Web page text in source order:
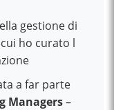
gestione di
ho curato l
a far parte
Managers–